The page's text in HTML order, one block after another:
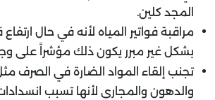
المجد كلين.
مراقبة فواتير المياه لأنه في حال ارتفاع
بشكل غير مبرر يكون ذلك مؤشراً على
تجنب إلقاء المواد الضارة في الصرف
والدهون والمجاري لأنها تسبب